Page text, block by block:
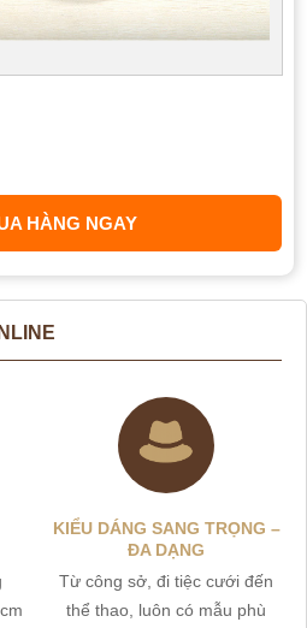
HÀNG NGAY
KIỂU DÁNG SANG TRỌNG –
ĐA DẠNG
Từ công sở, đi tiệc cưới đến
thể thao, luôn có mẫu phù